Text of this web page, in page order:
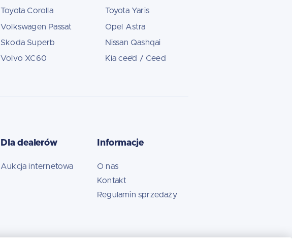
Toyota Corolla
Toyota Yaris
Volkswagen Passat
Opel Astra
Skoda Superb
Nissan Qashqai
Volvo XC60
Kia cee’d / Ceed
Dla dealerów
Aukcja internetowa
Informacje
O nas
Kontakt
Regulamin sprzedaży